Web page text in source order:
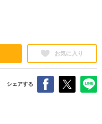
お気に入り
シェアする